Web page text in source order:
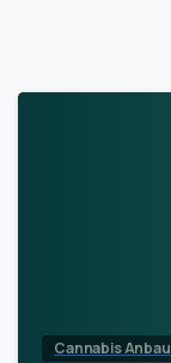
Cannabis Anbau